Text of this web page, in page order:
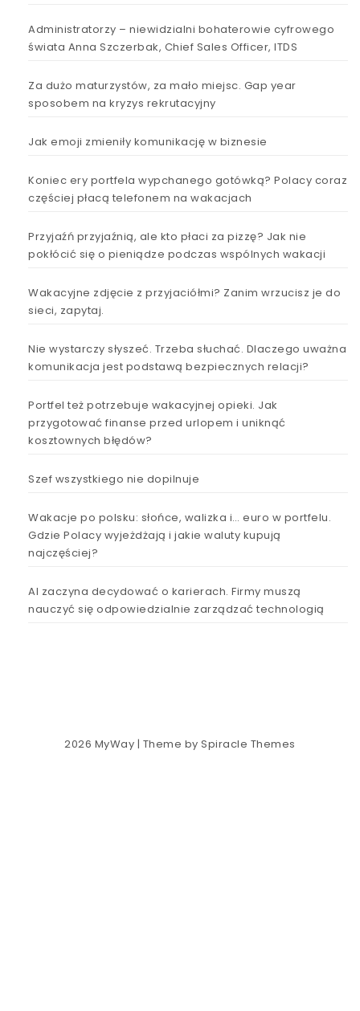
Administratorzy – niewidzialni bohaterowie cyfrowego
świata Anna Szczerbak, Chief Sales Officer, ITDS
Za dużo maturzystów, za mało miejsc. Gap year
sposobem na kryzys rekrutacyjny
Jak emoji zmieniły komunikację w biznesie
Koniec ery portfela wypchanego gotówką? Polacy coraz
częściej płacą telefonem na wakacjach
Przyjaźń przyjaźnią, ale kto płaci za pizzę? Jak nie
pokłócić się o pieniądze podczas wspólnych wakacji
Wakacyjne zdjęcie z przyjaciółmi? Zanim wrzucisz je do
sieci, zapytaj.
Nie wystarczy słyszeć. Trzeba słuchać. Dlaczego uważna
komunikacja jest podstawą bezpiecznych relacji?
Portfel też potrzebuje wakacyjnej opieki. Jak
przygotować finanse przed urlopem i uniknąć
kosztownych błędów?
Szef wszystkiego nie dopilnuje
Wakacje po polsku: słońce, walizka i… euro w portfelu.
Gdzie Polacy wyjeżdżają i jakie waluty kupują
najczęściej?
AI zaczyna decydować o karierach. Firmy muszą
nauczyć się odpowiedzialnie zarządzać technologią
2026 MyWay | Theme bySpiracle Themes